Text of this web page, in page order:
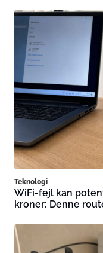
Teknologi
WiFi-fejl kan
kroner: Denne